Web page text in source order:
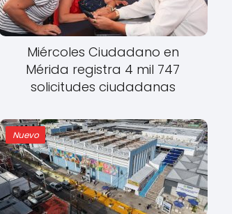
Miércoles Ciudadano en
Mérida registra 4 mil 747
solicitudes ciudadanas
Nuevo